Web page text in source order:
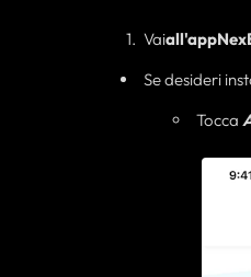
Vaiall'app
Se desideri
Tocca